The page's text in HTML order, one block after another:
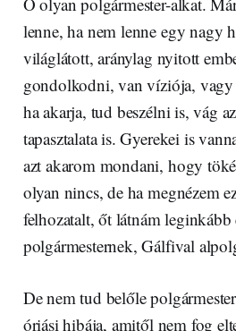
lenne, ha nem lenne egy nagy
világlátott, aránylag nyitott
gondolkodni, van víziója,
ha akarja, tud beszélni is, vág
tapasztalata is. Gyerekei is
azt akarom mondani, hogy
olyan nincs, de ha megnézem
felhozatalt, őt látnám leginkább
polgármesternek, Gálfival
De nem tud belőle
óriási hibája, amitől nem fog